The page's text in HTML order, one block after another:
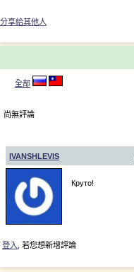
分享給其他人
全部
尚無評論
IVANSHLEVIS
Круто!
登入 , 若您想新增評論